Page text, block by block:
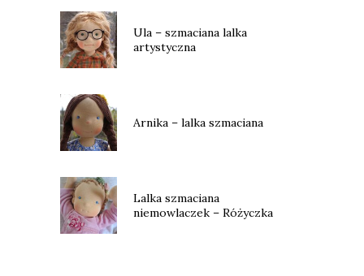
Ula – szmaciana lalka
artystyczna
Arnika – lalka szmaciana
Lalka szmaciana
niemowlaczek – Różyczka